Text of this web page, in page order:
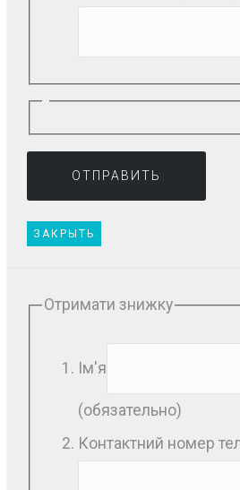
ЗАКРЫТЬ
Отримати знижку
Ім'я
(обязательно)
Контактний номер